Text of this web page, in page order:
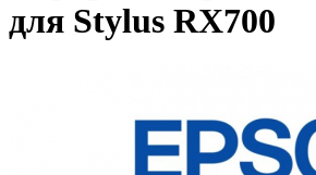
для Stylus RX700